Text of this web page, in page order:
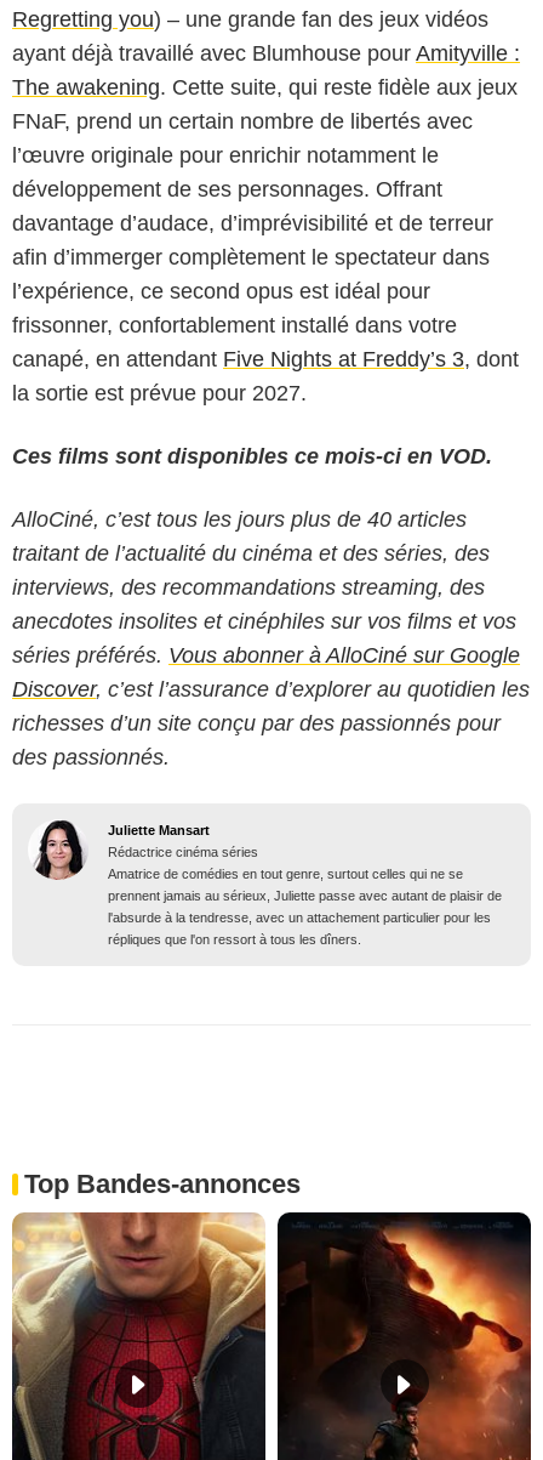
Regretting you) – une grande fan des jeux vidéos
ayant déjà travaillé avec Blumhouse pour Amityville :
The awakening. Cette suite, qui reste fidèle aux jeux
FNaF, prend un certain nombre de libertés avec
l’œuvre originale pour enrichir notamment le
développement de ses personnages. Offrant
davantage d’audace, d’imprévisibilité et de terreur
afin d’immerger complètement le spectateur dans
l’expérience, ce second opus est idéal pour
frissonner, confortablement installé dans votre
canapé, en attendant Five Nights at Freddy’s 3, dont
la sortie est prévue pour 2027.
Ces films sont disponibles ce mois-ci en VOD.
AlloCiné, c’est tous les jours plus de 40 articles
traitant de l’actualité du cinéma et des séries, des
interviews, des recommandations streaming, des
anecdotes insolites et cinéphiles sur vos films et vos
séries préférés. Vous abonner à AlloCiné sur Google
Discover, c’est l’assurance d’explorer au quotidien les
richesses d’un site conçu par des passionnés pour
des passionnés.
Juliette Mansart
Rédactrice cinéma séries
Amatrice de comédies en tout genre, surtout celles qui ne se
prennent jamais au sérieux, Juliette passe avec autant de plaisir de
l'absurde à la tendresse, avec un attachement particulier pour les
répliques que l'on ressort à tous les dîners.
Top Bandes-annonces